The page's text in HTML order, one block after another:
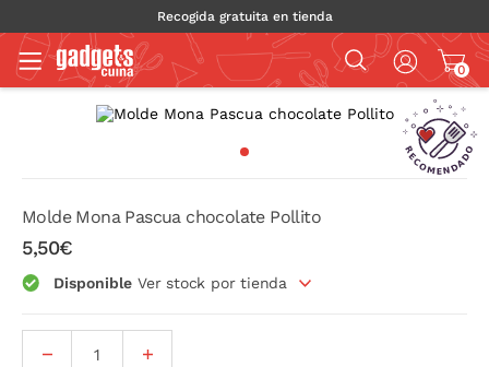
Recogida gratuita en tienda
0
Molde Mona Pascua chocolate Pollito
5,50€
Disponible Ver stock por tienda